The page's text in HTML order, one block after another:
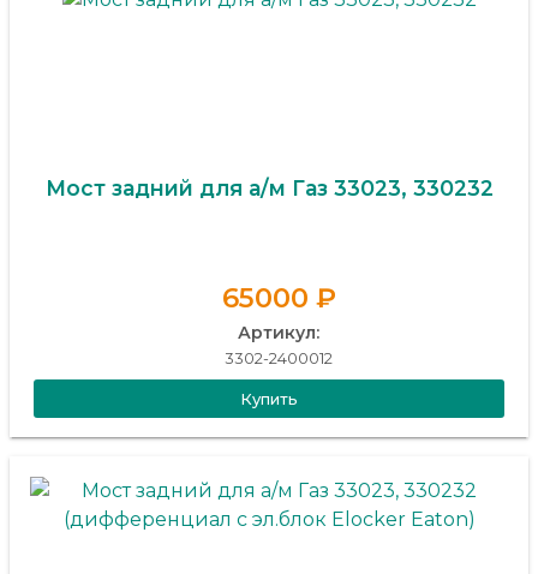
Мост задний для а/м Газ 33023, 330232
65000 ₽
Артикул:
3302-2400012
Купить